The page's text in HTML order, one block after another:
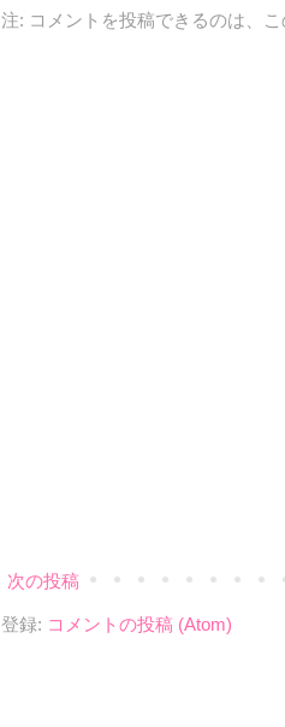
注: コメントを投稿できるのは、
次の投稿
登録: コメントの投稿 (Atom)